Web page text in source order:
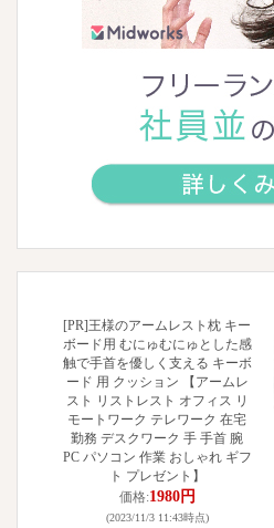
[PR]王様のアームレスト枕 キー
ボード用 むにゅむにゅとした感
触で手首を優しく支える キーボ
ード 用 クッション 【アームレ
スト リストレスト オフィス リ
モートワーク テレワーク 在宅
勤務 デスクワーク 手 手首 腕
PC パソコン 作業 おしゃれ ギフ
ト プレゼント】
価格:1980円
(2023/11/3 11:43時点)